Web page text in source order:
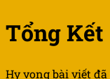
Tổng Kết
Hy vọng bài viết